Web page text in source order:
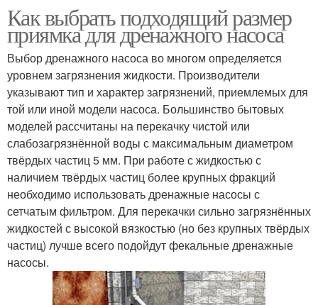
Как выбрать подходящий размер
приямка для дренажного насоса
Выбор дренажного насоса во многом определяется
уровнем загрязнения жидкости. Производители
указывают тип и характер загрязнений, приемлемых для
той или иной модели насоса. Большинство бытовых
моделей рассчитаны на перекачку чистой или
слабозагрязнённой воды с максимальным диаметром
твёрдых частиц 5 мм. При работе с жидкостью с
наличием твёрдых частиц более крупных фракций
необходимо использовать дренажные насосы с
сетчатым фильтром. Для перекачки сильно загрязнённых
жидкостей с высокой вязкостью (но без крупных твёрдых
частиц) лучше всего подойдут фекальные дренажные
насосы.